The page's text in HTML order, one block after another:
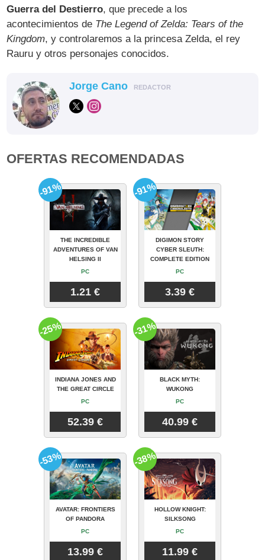
Guerra del Destierro, que precede a los
acontecimientos de The Legend of Zelda: Tears of the
Kingdom, y controlaremos a la princesa Zelda, el rey
Rauru y otros personajes conocidos.
Jorge Cano REDACTOR
OFERTAS RECOMENDADAS
THE INCREDIBLE
ADVENTURES OF VAN
HELSING II
PC
1.21 €
-91%
DIGIMON STORY
CYBER SLEUTH:
COMPLETE EDITION
PC
3.39 €
-91%
INDIANA JONES AND
THE GREAT CIRCLE
PC
52.39 €
-25%
BLACK MYTH:
WUKONG
PC
40.99 €
-31%
AVATAR: FRONTIERS
OF PANDORA
PC
13.99 €
-53%
HOLLOW KNIGHT:
SILKSONG
PC
11.99 €
-38%